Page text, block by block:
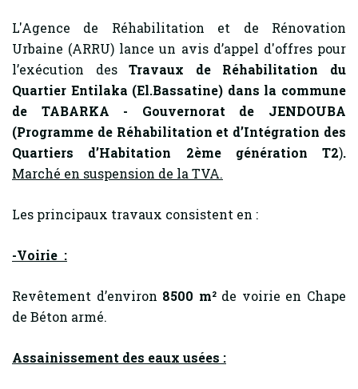
L'Agence de Réhabilitation et de Rénovation
Urbaine (ARRU) lance un avis d’appel d'offres pour
l’exécution desTravaux de Réhabilitation du
Quartier Entilaka (El.Bassatine) dans la commune
de TABARKA - Gouvernorat de JENDOUBA
(Programme de Réhabilitation et d’Intégration des
Quartiers d’Habitation 2ème génération T2).
Marché en suspension de la TVA.
Les principaux travaux consistent en :
-Voirie :
Revêtement d’environ 8500 m²de voirie en Chape
de Béton armé.
Assainissement des eaux usées :